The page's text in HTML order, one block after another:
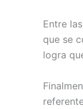
Entre
que se
logra